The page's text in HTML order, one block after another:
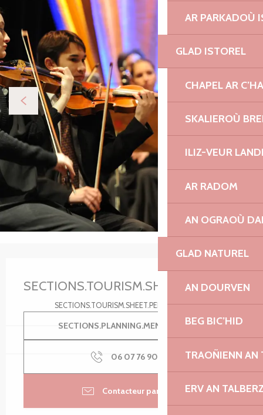
AR PARKADOÙ
GLAD ISTOREL
CHAPEL AR
SKALIEROÙ
ILIZ-VEUR
AR RADOM
AN OGRAOÙ
GLAD NATUREL
AN DOURVEN
BEG BIC’HID
TRAOÑIENN AN
ERV AN
SECTIONS.TOURISM.SHEET.PERIODS.DETAILS
SECTIONS.PLANNING.MENU.ORDER
06 07 76 90
Contacteur par email